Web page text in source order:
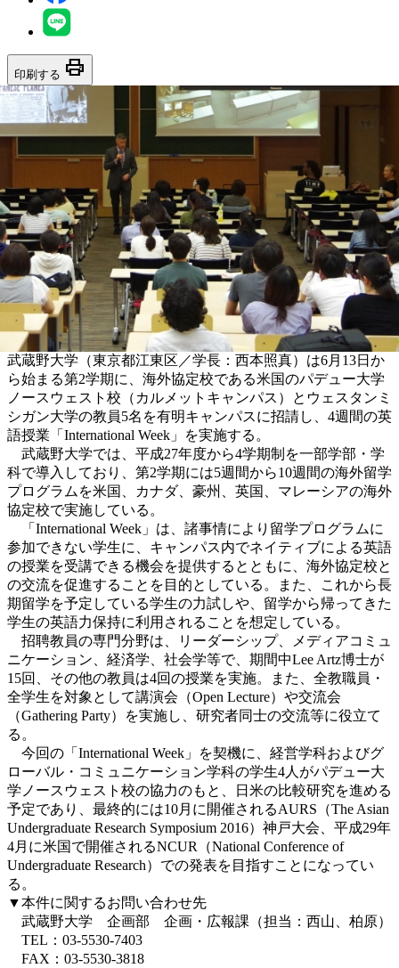
印刷する print
武蔵野大学（東京都江東区／学長：西本照真）は6月13日か
ら始まる第2学期に、海外協定校である米国のパデュー大学
ノースウェスト校（カルメットキャンパス）とウェスタンミ
シガン大学の教員5名を有明キャンパスに招請し、4週間の英
語授業「International Week」を実施する。
武蔵野大学では、平成27年度から4学期制を一部学部・学
科で導入しており、第2学期には5週間から10週間の海外留学
プログラムを米国、カナダ、豪州、英国、マレーシアの海外
協定校で実施している。
「International Week」は、諸事情により留学プログラムに
参加できない学生に、キャンパス内でネイティブによる英語
の授業を受講できる機会を提供するとともに、海外協定校と
の交流を促進することを目的としている。また、これから長
期留学を予定している学生の力試しや、留学から帰ってきた
学生の英語力保持に利用されることを想定している。
招聘教員の専門分野は、リーダーシップ、メディアコミュ
ニケーション、経済学、社会学等で、期間中Lee Artz博士が
15回、その他の教員は4回の授業を実施。また、全教職員・
全学生を対象として講演会（Open Lecture）や交流会
（Gathering Party）を実施し、研究者同士の交流等に役立て
る。
今回の「International Week」を契機に、経営学科およびグ
ローバル・コミュニケーション学科の学生4人がパデュー大
学ノースウェスト校の協力のもと、日米の比較研究を進める
予定であり、最終的には10月に開催されるAURS（The Asian
Undergraduate Research Symposium 2016）神戸大会、平成29年
4月に米国で開催されるNCUR（National Conference of
Undergraduate Research）での発表を目指すことになってい
る。
▼本件に関するお問い合わせ先
武蔵野大学 企画部 企画・広報課（担当：西山、柏原）
TEL：03-5530-7403
FAX：03-5530-3818